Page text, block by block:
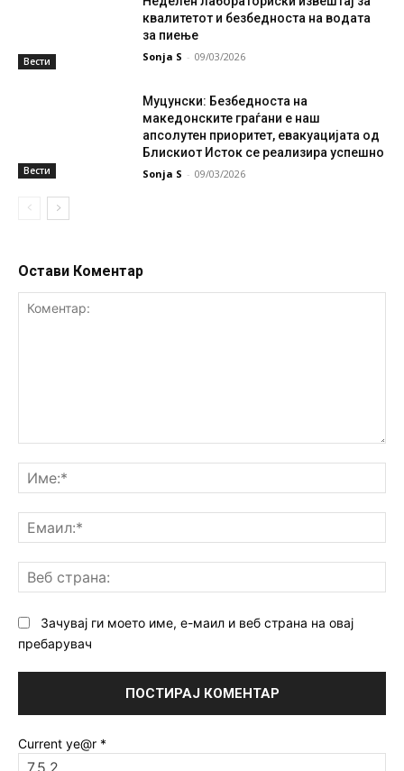
Вести
квалитетот и безбедноста на водата
за пиење
Sonja S - 09/03/2026
Вести
Муцунски: Безбедноста на
македонските граѓани е наш
апсолутен приоритет, евакуацијата од
Блискиот Исток се реализира успешно
Sonja S - 09/03/2026
Остави Коментар
Зачувај ги моето име, е-маил и веб страна на овај
пребарувач
Current ye@r *